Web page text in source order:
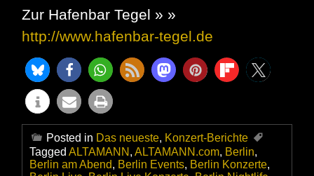
Zur Hafenbar Tegel » »
http://www.hafenbar-tegel.de
Posted in Das neueste, Konzert-Berichte
Tagged ALTAMANN , ALTAMANN.com, Berlin,
Berlin am Abend, Berlin Events, Berlin Konzerte,